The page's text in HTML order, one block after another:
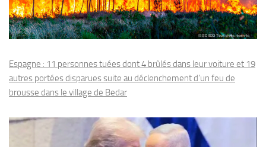
Espagne : 11 personnes tuées dont 4 brûlés dans leur voiture et 19
autres portées disparues suite au déclenchement d’un feu de
brousse dans le village de Bedar